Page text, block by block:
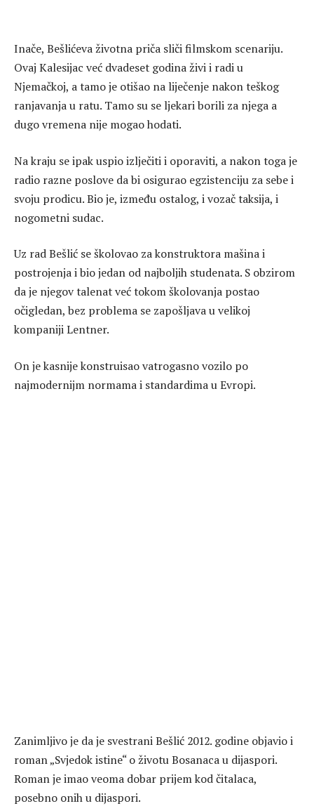
Inače, Bešlićeva životna priča sliči filmskom scenariju.
Ovaj Kalesijac već dvadeset godina živi i radi u
Njemačkoj, a tamo je otišao na liječenje nakon teškog
ranjavanja u ratu. Tamo su se ljekari borili za njega a
dugo vremena nije mogao hodati.
Na kraju se ipak uspio izlječiti i oporaviti, a nakon toga je
radio razne poslove da bi osigurao egzistenciju za sebe i
svoju prodicu. Bio je, između ostalog, i vozač taksija, i
nogometni sudac.
Uz rad Bešlić se školovao za konstruktora mašina i
postrojenja i bio jedan od najboljih studenata. S obzirom
da je njegov talenat već tokom školovanja postao
očigledan, bez problema se zapošljava u velikoj
kompaniji Lentner.
On je kasnije konstruisao vatrogasno vozilo po
najmodernijm normama i standardima u Evropi.
Zanimljivo je da je svestrani Bešlić 2012. godine objavio i
roman „Svjedok istine“ o životu Bosanaca u dijaspori.
Roman je imao veoma dobar prijem kod čitalaca,
posebno onih u dijaspori.